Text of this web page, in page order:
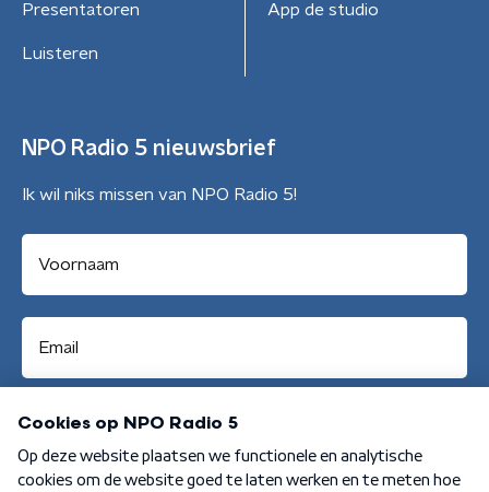
Presentatoren
Luisteren
App de studio
NPO Radio 5 nieuwsbrief
Ik wil niks missen van NPO Radio 5!
Aanmelden